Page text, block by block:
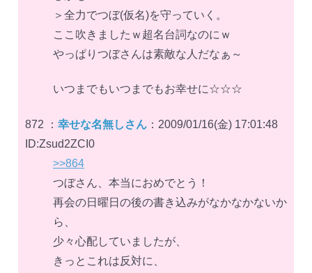
＞全力でつぼ(仮名)を守っていく。
ここ吹きましたｗ超名台詞なのにｗ
やっぱりつぼさんは素敵な人だなぁ～
いつまでもいつまでもお幸せに☆☆☆
872 ： 幸せな名無しさん ：2009/01/16(金) 17:01:48
ID:Zsud2ZCI0
>>864
つぼさん、本当におめでとう！
再会の日曜日の後の書き込みがなかなかないか
ら、
少々心配していましたが、
きっとこれは反対に、